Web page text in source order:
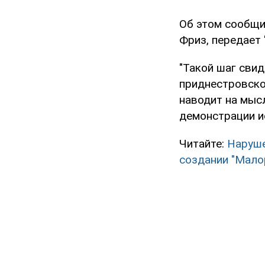
Об этом
Фриз, передает
"Такой шаг
наводит на
демонстрации
Читайте:
создании